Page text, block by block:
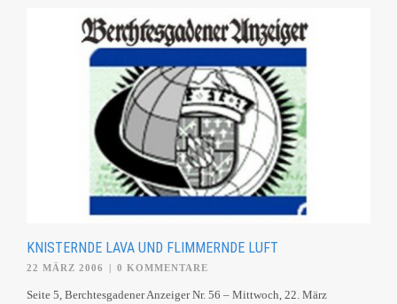
KNISTERNDE LAVA UND FLIMMERNDE LUFT
22 MÄRZ 2006 | 0 KOMMENTARE
Seite 5, Berchtesgadener Anzeiger Nr. 56 – Mittwoch, 22. März